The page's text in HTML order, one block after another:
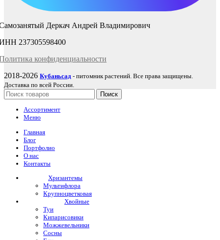
Деркач Андрей Владимирович
237305598400
конфиденциальности
2018-2026 Кубаньсад - питомник растений. Все права защищены.
Доставка по всей России.
Поиск
Ассортимент
Меню
Главная
Блог
Портфолио
О нас
Контакты
Хризантемы
Мультифлора
Крупноцветковая
Хвойные
Туи
Кипарисовики
Можжевельники
Сосны